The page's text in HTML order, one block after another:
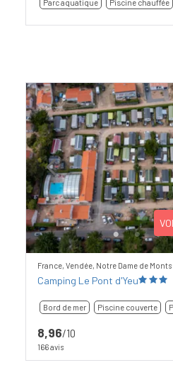
Previous
France, Vendée, Notre Dame de Monts
Camping Le Pont d'Yeu
Bord de mer Piscine couverte
8,96/10
166 avis